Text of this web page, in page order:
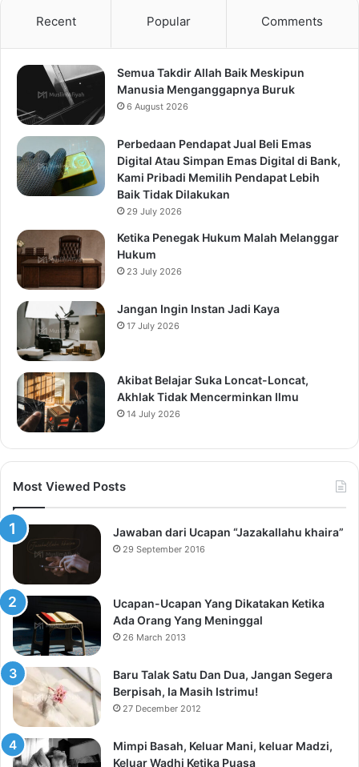
Recent Popular Comments
Semua Takdir Allah Baik Meskipun
Manusia Menganggapnya Buruk
6 August 2026
Perbedaan Pendapat Jual Beli Emas
Digital Atau Simpan Emas Digital di Bank,
Kami Pribadi Memilih Pendapat Lebih
Baik Tidak Dilakukan
29 July 2026
Ketika Penegak Hukum Malah Melanggar
Hukum
23 July 2026
Jangan Ingin Instan Jadi Kaya
17 July 2026
Akibat Belajar Suka Loncat-Loncat,
Akhlak Tidak Mencerminkan Ilmu
14 July 2026
Most Viewed Posts
Jawaban dari Ucapan “Jazakallahu khaira”
29 September 2016
Ucapan-Ucapan Yang Dikatakan Ketika
Ada Orang Yang Meninggal
26 March 2013
Baru Talak Satu Dan Dua, Jangan Segera
Berpisah, Ia Masih Istrimu!
27 December 2012
Mimpi Basah, Keluar Mani, keluar Madzi,
Keluar Wadhi Ketika Puasa